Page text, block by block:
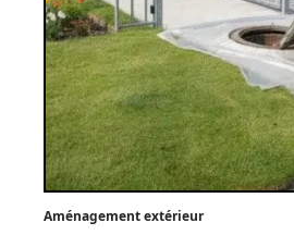
Aménagement extérieur